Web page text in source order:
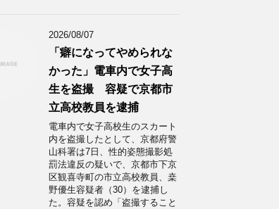
2026/08/07
「癖になってやめられな
かった」電車内で女子高
生を盗撮 容疑で京都市
立高校教員を逮捕
電車内で女子高校生のスカート
内を盗撮したとして、京都府警
山科署は7日、性的姿態撮影処
罰法違反の疑いで、京都市下京
区観喜寺町の市立高校教員、桒
野優生容疑者（30）を逮捕し
た。容疑を認め「盗撮すること